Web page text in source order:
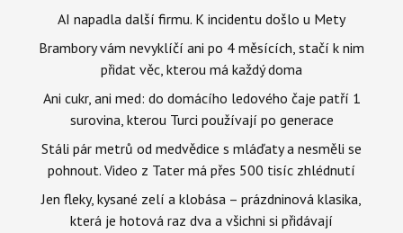
AI napadla další firmu. K incidentu došlo u Mety
Brambory vám nevyklíčí ani po 4 měsících, stačí k nim
přidat věc, kterou má každý doma
Ani cukr, ani med: do domácího ledového čaje patří 1
surovina, kterou Turci používají po generace
Stáli pár metrů od medvědice s mláďaty a nesměli se
pohnout. Video z Tater má přes 500 tisíc zhlédnutí
Jen fleky, kysané zelí a klobása – prázdninová klasika,
která je hotová raz dva a všichni si přidávají